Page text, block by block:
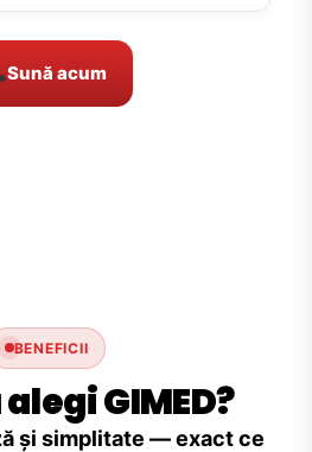
Sună acum
BENEFICII
GIMED?
și simplitate — exact ce